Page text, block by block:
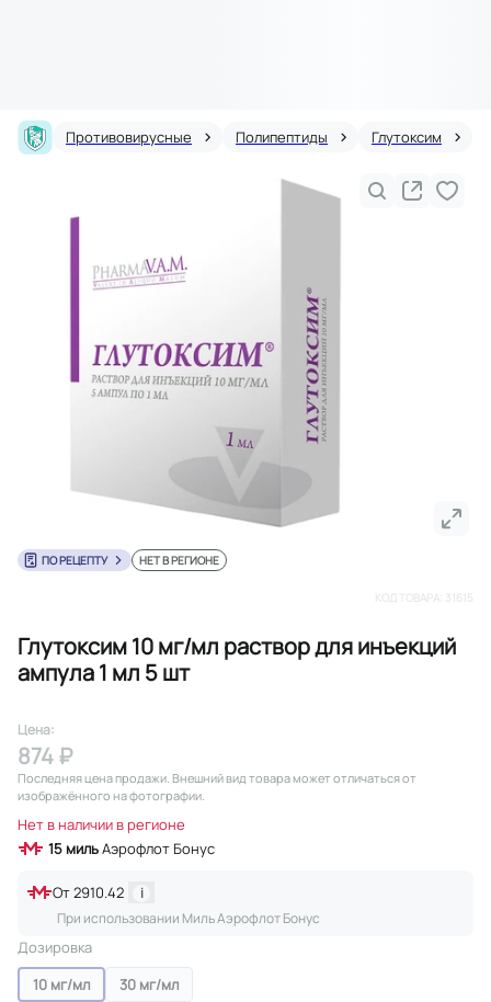
Противовирусные Полипептиды Глутоксим
Глутоксим 10 мг/мл раствор для инъекций
ампула 1 мл 5 шт
ПО РЕЦЕПТУ НЕТ В РЕГИОНЕ
Цена:
874 ₽
Последняя цена продажи. Внешний вид товара может отличаться от
изображённого на фотографии.
Нет в наличии в регионе
15 мильАэрофлот Бонус
От2910.42
i
При использовании Миль Аэрофлот Бонус
Дозировка
10 мг/мл
30 мг/мл